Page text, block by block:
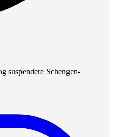
suspendere Schengen-